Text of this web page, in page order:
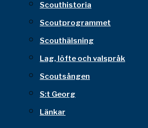
Scouthistoria
Scoutprogrammet
Scouthälsning
Lag, löfte och valspråk
Scoutsången
S:t Georg
Länkar